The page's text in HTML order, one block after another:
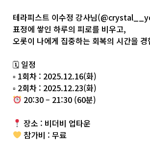
테라피스트 이수정 강사님(
표정에 쌓인 하루의 피로를 비우고,
오롯이 나에게 집중하는 회복의 시간을
🗓 일정
▫ 1회차 : 2025.12.16(화)
▫ 2회차 : 2025.12.23(화)
20:30 – 21:30 (60분)
장소 : 비더비 업타운
참가비 : 무료